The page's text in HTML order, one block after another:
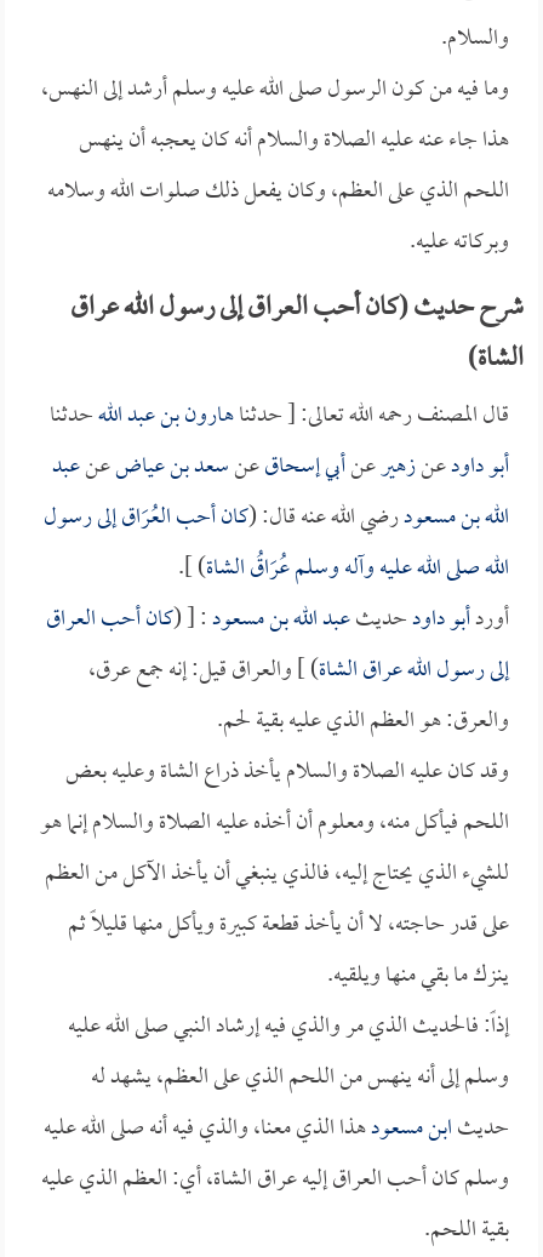
والسلام.
وما فيه من كون الرسول صلى الله عليه وسلم أرشد إلى النهس،
هذا جاء عنه عليه الصلاة والسلام أنه كان يعجبه أن ينهس
اللحم الذي على العظم، وكان يفعل ذلك صلوات الله وسلامه
وبركاته عليه.
شرح حديث (كان أحب العراق إلى رسول الله عراق
الشاة)
قال المصنف رحمه الله تعالى: [ حدثناهارون بن عبد اللهحدثنا
أبو داودعنزهيرعنأبي إسحاقعنسعد بن عياضعنعبد
الله بن مسعودرضي الله عنه قال: (كان أحب العُرَاق إلى رسول
الله صلى الله عليه وآله وسلم عُرَاقُ الشاة) ].
أوردأبو داودحديثعبد الله بن مسعود: [ (كان أحب العراق
إلى رسول الله عراق الشاة) ] والعراق قيل: إنه جمع عرق،
والعرق: هو العظم الذي عليه بقية لحم.
وقد كان عليه الصلاة والسلام يأخذ ذراع الشاة وعليه بعض
اللحم فيأكل منه، ومعلوم أن أخذه عليه الصلاة والسلام إنما هو
للشيء الذي يحتاج إليه، فالذي ينبغي أن يأخذ الآكل من العظم
على قدر حاجته، لا أن يأخذ قطعة كبيرة ويأكل منها قليلاً ثم
ينزك ما بقي منها ويلقيه.
إذاً: فالحديث الذي مر والذي فيه إرشاد النبي صلى الله عليه
وسلم إلى أنه ينهس من اللحم الذي على العظم، يشهد له
حديثابن مسعودهذا الذي معنا، والذي فيه أنه صلى الله عليه
وسلم كان أحب العراق إليه عراق الشاة، أي: العظم الذي عليه
بقية اللحم.